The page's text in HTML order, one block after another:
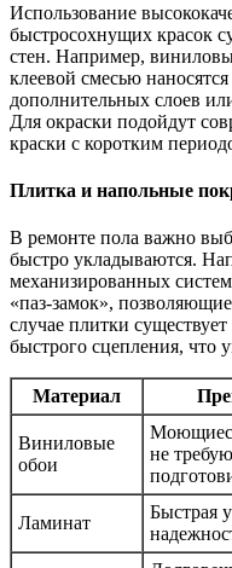
Использование
быстросохнущих красок
стен. Например,
клеевой смесью
дополнительных слоев
Для окраски подойдут
краски с коротким
Плитка и напольные
В ремонте пола важно
быстро укладываются.
механизированных
«паз-замок»,
случае плитки
быстрого сцепления, что
Материал
Виниловые
обои
не
Ламинат
Быстрая